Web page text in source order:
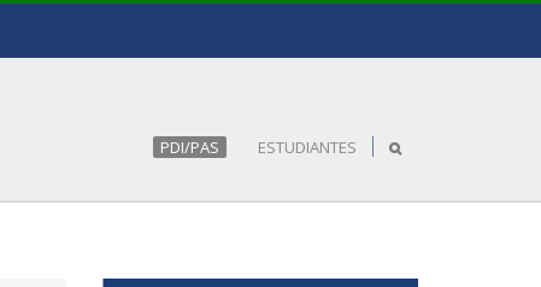
PDI/PAS ESTUDIANTES